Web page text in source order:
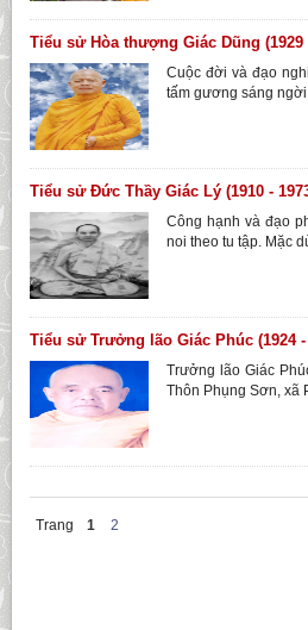
Tiểu sử Hòa thượng Giác Dũng (1929
Cuộc đời và đạo
tấm gương sáng ngời
Tiểu sử Đức Thầy Giác Lý (1910 -
Công hạnh và đạo
noi theo tu tập. Mặc
Tiểu sử Trưởng lão Giác Phúc (1924 -
Trưởng lão Giác
Thôn Phụng Sơn, xã
Trang 1 2